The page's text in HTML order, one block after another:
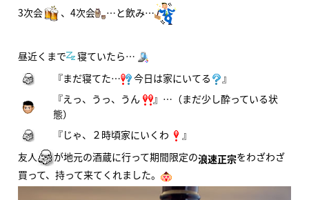
3次会 、4次会 …と飲み…
昼近くまで
寝ていたら…
『まだ寝てた…
今日は家にいてる
』
『えっ、うっ、うん
』…（まだ少し酔っている状
態）
『じゃ、２時頃家にいくわ
』
友人
が地元の酒蔵に行って期間限定の浪速正宗をわざわざ
買って、持って来てくれました。